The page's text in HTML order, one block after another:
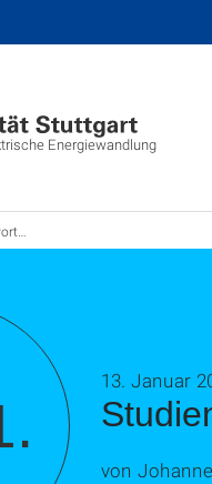
Energiewandlung
13. Januar
von